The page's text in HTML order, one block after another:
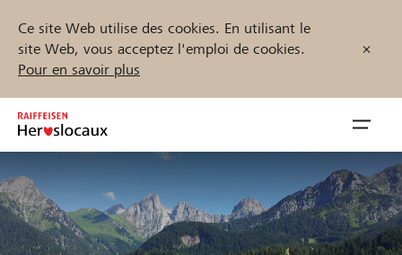
Ce site Web utilise des cookies. En utilisant le
site Web, vous acceptez l'emploi de cookies.
Pour en savoir plus
Inhalt
springen
öffnen
Démarrez maintenant